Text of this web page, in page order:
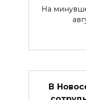
На
В